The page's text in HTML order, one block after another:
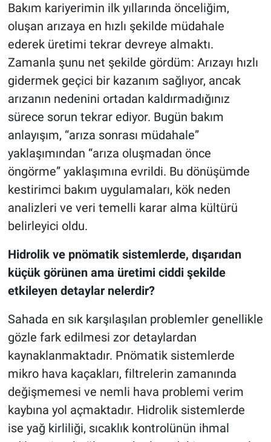
Bakım kariyerimin ilk yıllarında önceliğim,
oluşan arızaya en hızlı şekilde müdahale
ederek üretimi tekrar devreye almaktı.
Zamanla şunu net şekilde gördüm: Arızayı hızlı
gidermek geçici bir kazanım sağlıyor, ancak
arızanın nedenini ortadan kaldırmadığınız
sürece sorun tekrar ediyor. Bugün bakım
anlayışım, “arıza sonrası müdahale”
yaklaşımından “arıza oluşmadan önce
öngörme” yaklaşımına evrildi. Bu dönüşümde
kestirimci bakım uygulamaları, kök neden
analizleri ve veri temelli karar alma kültürü
belirleyici oldu.
Hidrolik ve pnömatik sistemlerde, dışarıdan
küçük görünen ama üretimi ciddi şekilde
etkileyen detaylar nelerdir?
Sahada en sık karşılaşılan problemler genellikle
gözle fark edilmesi zor detaylardan
kaynaklanmaktadır. Pnömatik sistemlerde
mikro hava kaçakları, filtrelerin zamanında
değişmemesi ve nemli hava problemi verim
kaybına yol açmaktadır. Hidrolik sistemlerde
ise yağ kirliliği, sıcaklık kontrolünün ihmal